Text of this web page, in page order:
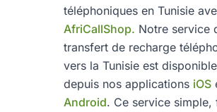
téléphoniques en Tunisie
AfriCallShop. Notre service
transfert de recharge
vers la Tunisie est disponible
depuis nos applications iOS
Android. Ce service simple,